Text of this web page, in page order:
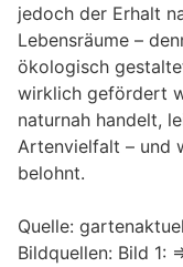
jedoch der Erhalt
Lebensräume –
ökologisch
wirklich gefördert
naturnah handelt,
Artenvielfalt – und
belohnt.
Quelle:
Bildquellen: Bild 1: